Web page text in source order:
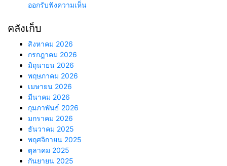
ออกรับฟังความเห็น
คลังเก็บ
สิงหาคม 2026
กรกฎาคม 2026
มิถุนายน 2026
พฤษภาคม 2026
เมษายน 2026
มีนาคม 2026
กุมภาพันธ์ 2026
มกราคม 2026
ธันวาคม 2025
พฤศจิกายน 2025
ตุลาคม 2025
กันยายน 2025